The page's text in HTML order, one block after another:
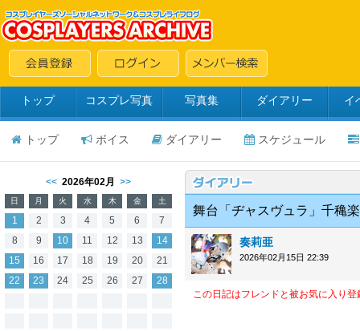
トップ コスプレ写真 写真集 ダイアリー イ
トップ ボイス ダイアリー スケジュール
<< 2026年02月 >>
日 月 火 水 木 金 土
1 2 3 4 5 6
7
8
9 10 11 12 13
14
15
16 17 18 19 20
21
22
23 24 25 26 27 28
舞台「ヂャスヴュラ」千穐楽
奏莉亜
2026年02月15日 22:39
この日記はフレンドと被お気に入り